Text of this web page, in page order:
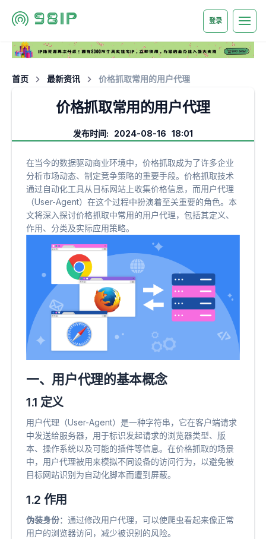
登录
首页 最新资讯 价格抓取常用的用户代理
价格抓取常用的用户代理
发布时间: 2024-08-16 18:01
在当今的数据驱动商业环境中，价格抓取成为了许多企业
分析市场动态、制定竞争策略的重要手段。价格抓取技术
通过自动化工具从目标网站上收集价格信息，而用户代理
（User-Agent）在这个过程中扮演着至关重要的角色。本
文将深入探讨价格抓取中常用的用户代理，包括其定义、
作用、分类及实际应用策略。
一、用户代理的基本概念
1.1 定义
用户代理（User-Agent）是一种字符串，它在客户端请求
中发送给服务器，用于标识发起请求的浏览器类型、版
本、操作系统以及可能的插件等信息。在价格抓取的场景
中，用户代理被用来模拟不同设备的访问行为，以避免被
目标网站识别为自动化脚本而遭到屏蔽。
1.2 作用
伪装身份​：通过修改用户代理，可以使爬虫看起来像正常
用户的浏览器访问，减少被识别的风险。